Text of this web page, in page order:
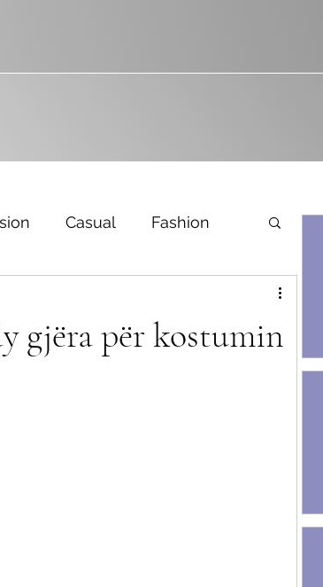
Casual Fashion
gjëra për kostumin